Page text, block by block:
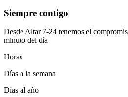
Siempre contigo
Desde Altar 7-24 tenemos el
minuto del día
Horas
Días a la semana
Días al año